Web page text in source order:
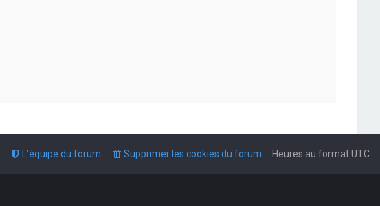
Heures au formatUTC
Supprimer les cookies du forum
L’équipe du forum